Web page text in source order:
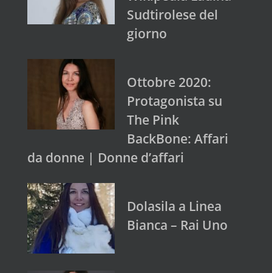
Sudtirolese del
giorno
Ottobre 2020:
Protagonista su
The Pink
BackBone: Affari
da donne | Donne d’affari
Dolasila a Linea
Bianca – Rai Uno